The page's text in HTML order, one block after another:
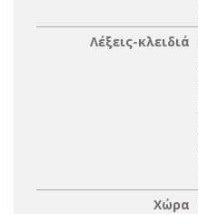
Λέξεις-κλειδιά
Χώρα